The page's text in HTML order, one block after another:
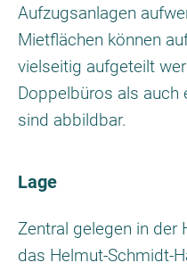
Aufzugsanlagen
Mietflächen können
vielseitig aufgeteilt
Doppelbüros als auch
sind abbildbar.
Lage
Zentral gelegen in der
das Helmut-Schmidt-